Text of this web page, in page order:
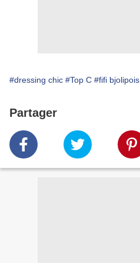
#dressing chic #Top C #fifi bjolipois
Partager